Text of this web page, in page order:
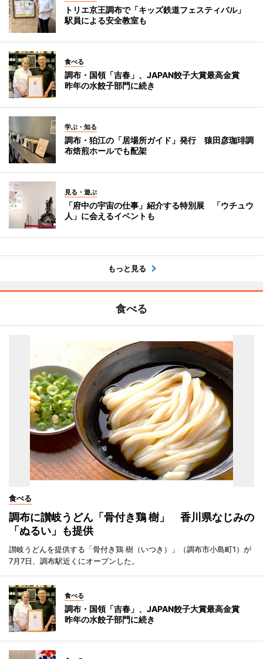
トリエ京王調布で「キッズ鉄道フェスティバル」
駅員による安全教室も
食べる
調布・国領「吉春」、JAPAN餃子大賞最高金賞
昨年の水餃子部門に続き
学ぶ・知る
調布・狛江の「居場所ガイド」発行 猿田彦珈琲調
布焙煎ホールでも配架
見る・遊ぶ
「府中の宇宙の仕事」紹介する特別展 「ウチュウ
人」に会えるイベントも
もっと見る
食べる
食べる
調布に讃岐うどん「骨付き鶏 樹」 香川県なじみの
「ぬるい」も提供
讃岐うどんを提供する「骨付き鶏 樹（いつき）」（調布市小島町1）が
7月7日、調布駅近くにオープンした。
食べる
調布・国領「吉春」、JAPAN餃子大賞最高金賞
昨年の水餃子部門に続き